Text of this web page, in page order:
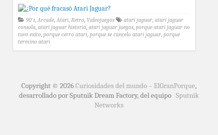
90's, Arcade, Atari, Retro, Videojuegos atari jaguar, atari jaguar
consola, atari jaguar historia, atari jaguar juegos, porque atari jaguar no
tuvo exito, porque cerro atari, porque se cancelo atari jaguar, porque
termino atari
Copyright © 2026Curiosidades del mundo – ElGranPorque,
desarrollado por Sputnik Dream Factory, del equipo Sputnik
Networks